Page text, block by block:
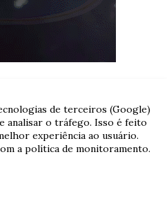
de terceiros (Google)
analisar o tráfego. Isso é feito
experiência ao usuário.
a política de monitoramento.